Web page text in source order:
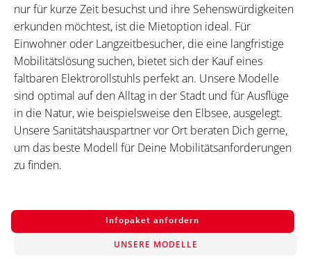
nur für kurze Zeit besuchst und ihre Sehenswürdigkeiten
erkunden möchtest, ist die Mietoption ideal. Für
Einwohner oder Langzeitbesucher, die eine langfristige
Mobilitätslösung suchen, bietet sich der Kauf eines
faltbaren Elektrorollstuhls perfekt an. Unsere Modelle
sind optimal auf den Alltag in der Stadt und für Ausflüge
in die Natur, wie beispielsweise den Elbsee, ausgelegt.
Unsere Sanitätshauspartner vor Ort beraten Dich gerne,
um das beste Modell für Deine Mobilitätsanforderungen
zu finden.
Infopaket anfordern
UNSERE MODELLE